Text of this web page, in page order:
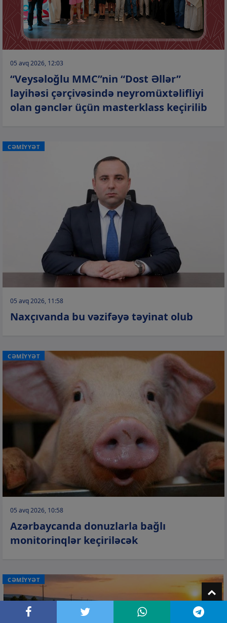
05 avq 2026, 12:03
“Veysəloğlu MMC”nin “Dost Əllər”
layihəsi çərçivəsində neyromüxtəlifliyi
olan gənclər üçün masterklass keçirilib
CƏMİYYƏT
05 avq 2026, 11:58
Naxçıvanda bu vəzifəyə təyinat olub
CƏMİYYƏT
05 avq 2026, 10:58
Azərbaycanda donuzlarla bağlı
monitorinqlər keçiriləcək
CƏMİYYƏT